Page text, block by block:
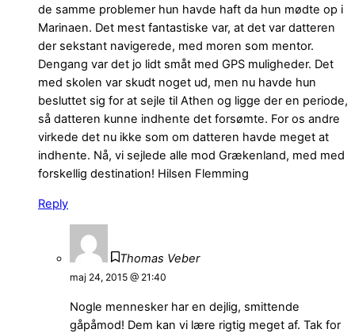
de samme problemer hun havde haft da hun mødte op i
Marinaen. Det mest fantastiske var, at det var datteren
der sekstant navigerede, med moren som mentor.
Dengang var det jo lidt småt med GPS muligheder. Det
med skolen var skudt noget ud, men nu havde hun
besluttet sig for at sejle til Athen og ligge der en periode,
så datteren kunne indhente det forsømte. For os andre
virkede det nu ikke som om datteren havde meget at
indhente. Nå, vi sejlede alle mod Grækenland, med med
forskellig destination! Hilsen Flemming
Reply
Thomas Veber
maj 24, 2015 @ 21:40
Nogle mennesker har en dejlig, smittende
gåpåmod! Dem kan vi lære rigtig meget af. Tak for